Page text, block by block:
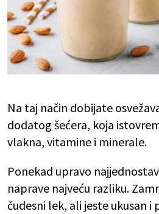
Na taj način dobijate
dodatog šećera, koja
vlakna, vitamine i minerale.
Ponekad upravo
naprave najveću razliku.
čudesni lek, ali jeste ukusan i